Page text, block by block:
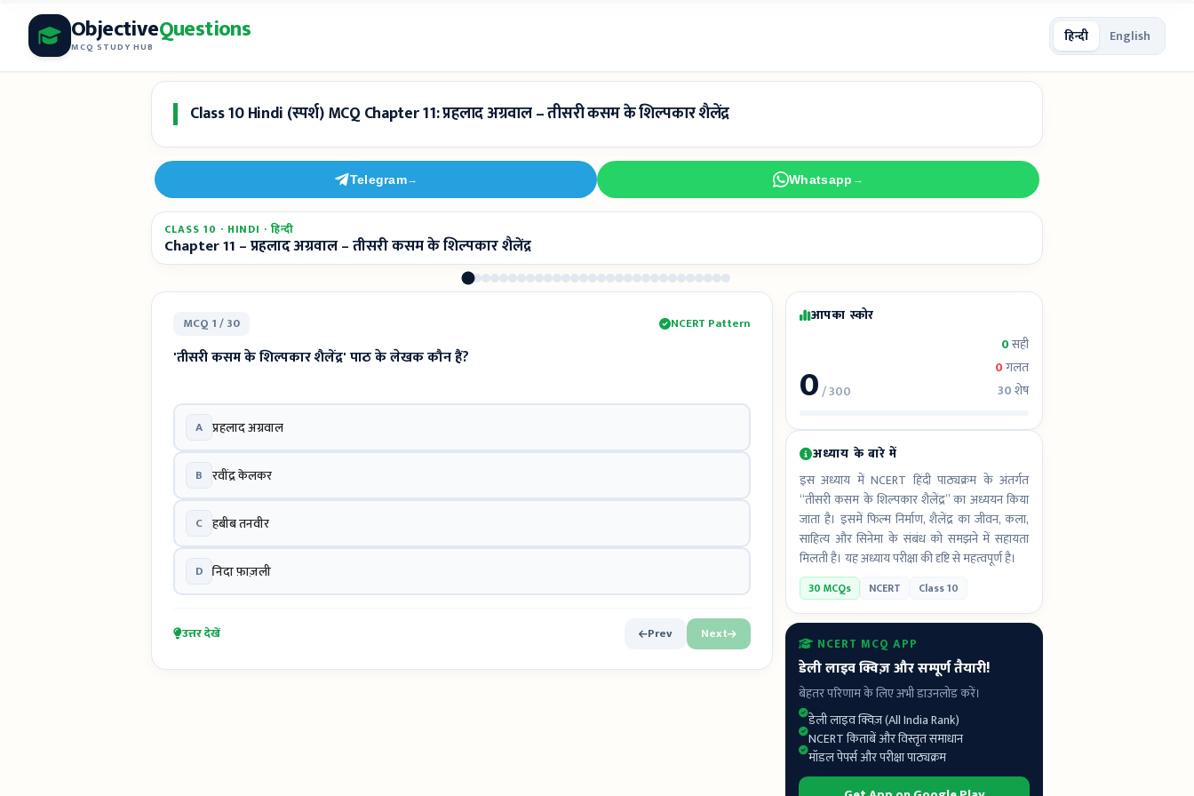
content
ObjectiveQuestions
MCQ STUDY HUB
हिन्दी English
Class 10 Hindi (स्पर्श) MCQ Chapter 11: प्रहलाद अग्रवाल – तीसरी कसम के शिल्पकार शैलेंद्र
Telegram→ Whatsapp →
CLASS 10 · HINDI · हिन्दी
Chapter 11 – प्रहलाद अग्रवाल – तीसरी कसम के शिल्पकार शैलेंद्र
MCQ 1 / 30 NCERT Pattern
'तीसरी कसम के शिल्पकार शैलेंद्र' पाठ के लेखक कौन हैं?
A प्रहलाद अग्रवाल
B रवींद्र केलकर
C हबीब तनवीर
D निदा फ़ाज़ली
उत्तर देखें Prev Next
आपका स्कोर
0/ 300
0सही
0गलत
30शेष
अध्याय के बारे में
इस अध्याय में NCERT हिंदी पाठ्यक्रम के अंतर्गत
“तीसरी कसम के शिल्पकार शैलेंद्र” का अध्ययन किया
जाता है। इसमें फिल्म निर्माण, शैलेंद्र का जीवन, कला,
साहित्य और सिनेमा के संबंध को समझने में सहायता
मिलती है। यह अध्याय परीक्षा की दृष्टि से महत्वपूर्ण है।
30 MCQs NCERT Class 10
NCERT MCQ APP
डेली लाइव क्विज़ और सम्पूर्ण तैयारी!
बेहतर परिणाम के लिए अभी डाउनलोड करें।
डेली लाइव क्विज़ (All India Rank)
NCERT किताबें और विस्तृत समाधान
मॉडल पेपर्स और परीक्षा पाठ्यक्रम